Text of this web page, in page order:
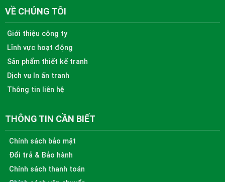
VỀ CHÚNG TÔI
Giới thiệu công ty
Lĩnh vực hoạt động
Sản phẩm thiết kế tranh
Dịch vụ In ấn tranh
Thông tin liên hệ
THÔNG TIN CẦN BIẾT
Chính sách bảo mật
Đổi trả & Bảo hành
Chính sách thanh toán